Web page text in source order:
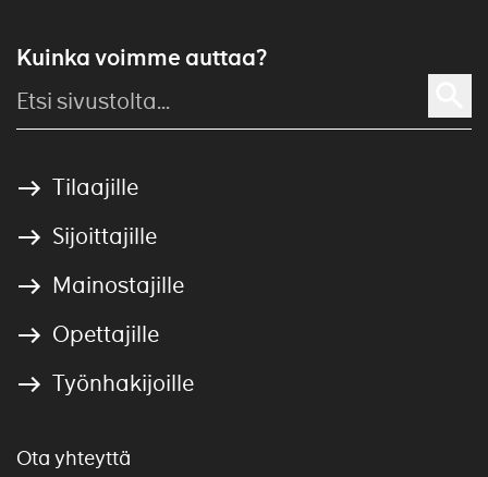
Kuinka voimme auttaa?
Tilaajille
Sijoittajille
Mainostajille
Opettajille
Työnhakijoille
Ota yhteyttä